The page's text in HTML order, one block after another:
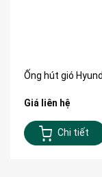
Ống hút gió
Giá liên hệ
Chi tiết